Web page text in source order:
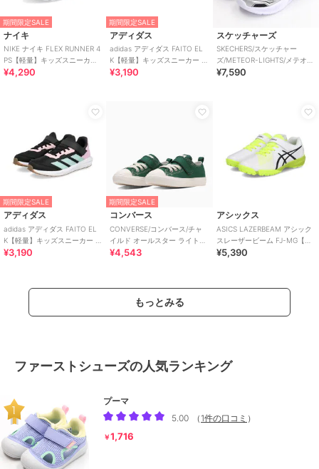
期間限定SALE
ナイキ
NIKE ナイキ FLEX RUNNER 4
PS【軽量】キッズスニーカー
スリッポン 子供靴
¥4,290
期間限定SALE
アディダス
adidas アディダス FAITO EL
K【軽量】キッズスニーカー 運
動会
¥3,190
スケッチャーズ
SKECHERS/スケッチャー
ズ/METEOR-LIGHTS/メテオラ
イツ/SLIP-INS
¥7,590
期間限定SALE
アディダス
adidas アディダス FAITO EL
K【軽量】キッズスニーカー 運
動会 子供靴 ストラップ
¥3,190
期間限定SALE
コンバース
CONVERSE/コンバース/チャ
イルド オールスター ライト
V-1 OX
¥4,543
アシックス
ASICS LAZERBEAM アシック
スレーザービーム FJ-MG【軽
量】サッカーテイストモデル
¥5,390
もっとみる
ファーストシューズの人気ランキング
プーマ
5.00
（ 1件の口コミ ）
￥1,716